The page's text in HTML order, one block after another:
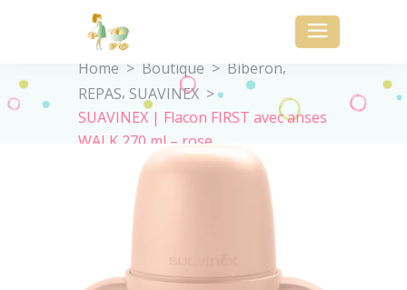
Home > Boutique > Biberon,
REPAS, SUAVINEX >
SUAVINEX | Flacon FIRST avec anses
WALK 270 ml – rose